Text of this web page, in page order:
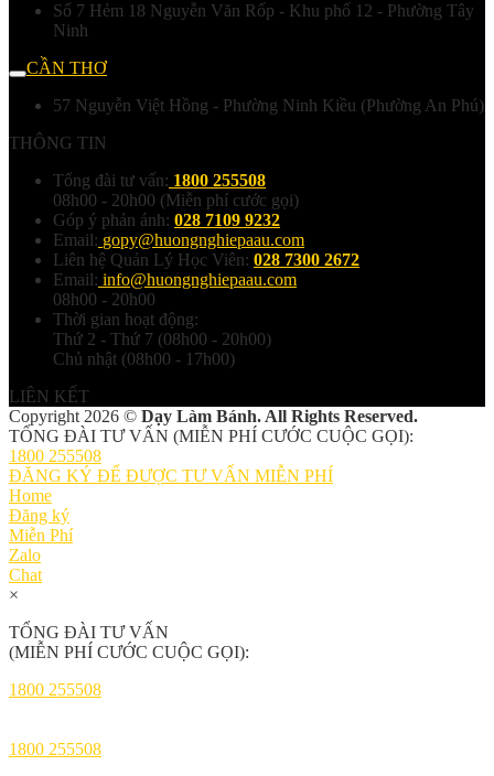
Số 7 Hẻm 18 Nguyễn Văn Rốp - Khu phố 12 - Phường Tây
Ninh
CẦN THƠ
57 Nguyễn Việt Hồng - Phường Ninh Kiều (Phường An Phú)
THÔNG TIN
Tổng đài tư vấn: 1800 255508
08h00 - 20h00 (Miễn phí cước gọi)
Góp ý phản ánh: 028 7109 9232
Email: gopy@huongnghiepaau.com
Liên hệ Quản Lý Học Viên: 028 7300 2672
Email: info@huongnghiepaau.com
08h00 - 20h00
Thời gian hoạt động:
Thứ 2 - Thứ 7 (08h00 - 20h00)
Chủ nhật (08h00 - 17h00)
LIÊN KẾT
Copyright 2026 © Dạy Làm Bánh. All Rights Reserved.
TỔNG ĐÀI TƯ VẤN (MIỄN PHÍ CƯỚC CUỘC GỌI):
1800 255508
ĐĂNG KÝ ĐỂ ĐƯỢC TƯ VẤN MIỄN PHÍ
Home
Đăng ký
Miễn Phí
Zalo
Chat
×
TỔNG ĐÀI TƯ VẤN
(MIỄN PHÍ CƯỚC CUỘC GỌI):
1800 255508
1800 255508